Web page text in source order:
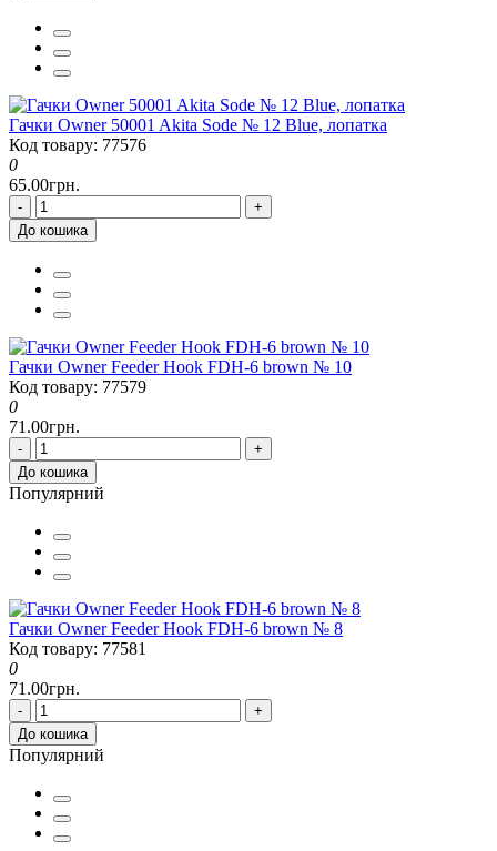
Гачки Owner 50001 Akita Sode № 12 Blue, лопатка
Код товару: 77576
0
65.00грн.
-
+
До кошика
Гачки Owner Feeder Hook FDH-6 brown № 10
Код товару: 77579
0
71.00грн.
-
+
До кошика
Популярний
Гачки Owner Feeder Hook FDH-6 brown № 8
Код товару: 77581
0
71.00грн.
-
+
До кошика
Популярний